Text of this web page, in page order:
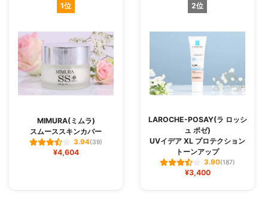
1位
MIMURA(ミムラ)
スムーススキンカバー
3.94(39)
¥4,604
2位
LAROCHE-POSAY(ラ ロッシ
ュ ポゼ)
UVイデア XL プロテクション
トーンアップ
3.90(187)
¥3,400